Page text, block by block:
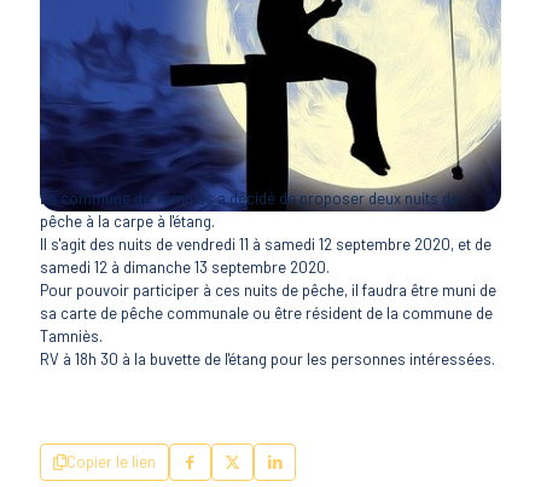
La commune de Tamniès a décidé de proposer deux nuits de
pêche à la carpe à l'étang.
Il s'agit des nuits de vendredi 11 à samedi 12 septembre 2020, et de
samedi 12 à dimanche 13 septembre 2020.
Pour pouvoir participer à ces nuits de pêche, il faudra être muni de
sa carte de pêche communale ou être résident de la commune de
Tamniès.
RV à 18h 30 à la buvette de l'étang pour les personnes intéressées.
Copier le lien